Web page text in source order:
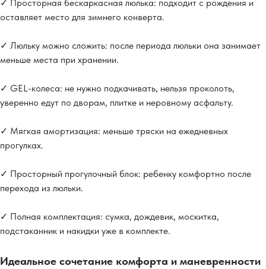
✓ Просторная бескаркасная люлька: подходит с рождения и
оставляет место для зимнего конверта.
✓ Люльку можно сложить: после периода люльки она занимает
меньше места при хранении.
✓ GEL-колеса: не нужно подкачивать, нельзя проколоть,
уверенно едут по дворам, плитке и неровному асфальту.
✓ Мягкая амортизация: меньше тряски на ежедневных
прогулках.
✓ Просторный прогулочный блок: ребенку комфортно после
перехода из люльки.
✓ Полная комплектация: сумка, дождевик, москитка,
подстаканник и накидки уже в комплекте.
Идеальное сочетание комфорта и маневренности